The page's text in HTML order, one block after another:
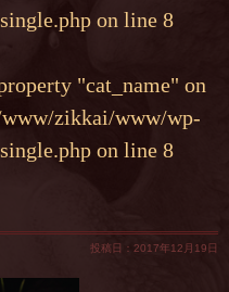
on line 8
"cat_name" on
zikkai/www/wp-
on line 8
投稿日：2017年12月19日